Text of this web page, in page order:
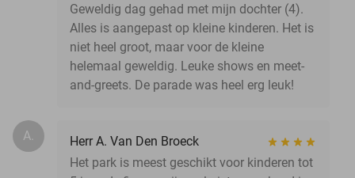
Geweldig dag gehad met mijn dochter (4).
Alles is aangepast op kleine kinderen. Het is
niet heel groot, maar voor de kleine
helemaal geweldig. Leuke shows en meet-
and-greets. De parade was heel erg leuk!
A.
Herr A. Van Den Broeck
Het park is meest geschikt voor kinderen tot